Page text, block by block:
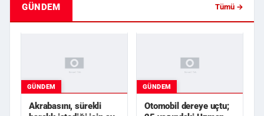
GÜNDEM Tümü →
GÜNDEM
Akrabasını, sürekli
GÜNDEM
Otomobil dereye uçtu;